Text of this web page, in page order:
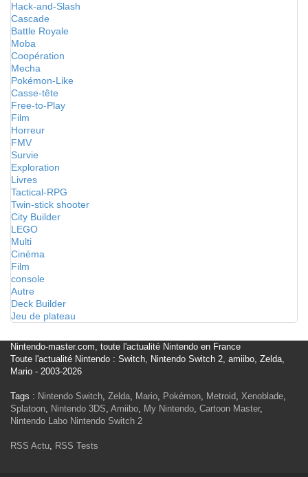
Hack-and-Slash
Cascade
Battle Royale
Moba
Coopération
Mecha
Pokémon-Like
Casse-tête
Free-to-Play
Film
Horreur
FMV
Survie
Exploration
Livres
Tactical-RPG
Twin-stick shooter
City Builder
LEGO
Multi
Cinéma
Film
console
Autre
Deck Builder
Jeu de plateau
Nintendo-master.com, toute l'actualité Nintendo en France
Toute l'actualité Nintendo : Switch, Nintendo Switch 2, amiibo, Zelda,
Mario - 2003-2026
Tags : Nintendo Switch, Zelda, Mario, Pokémon, Metroid, Xenoblade,
Splatoon, Nintendo 3DS, Amiibo, My Nintendo, Cartoon Master,
Nintendo Labo Nintendo Switch 2
RSS Actu, RSS Tests